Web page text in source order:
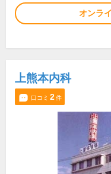
オンラ
上熊本内科
口コミ 2件